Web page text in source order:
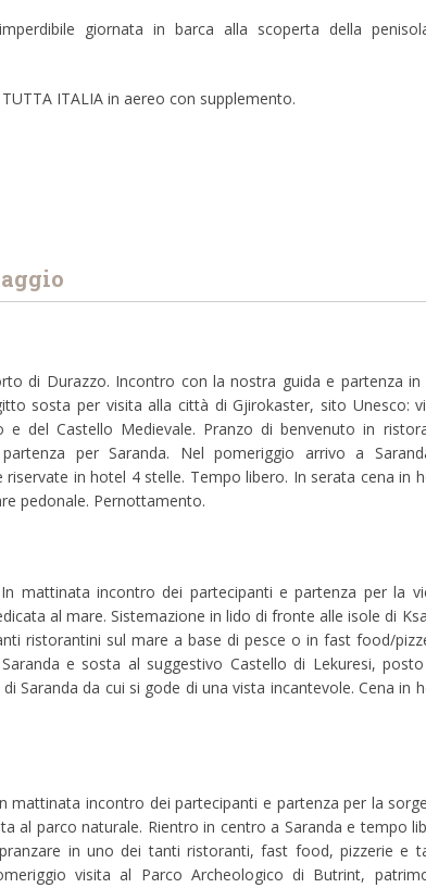
giornata in barca alla scoperta della
ITALIA in aereo con supplemento.
di Durazzo. Incontro con la nostra guida e partenza in
sosta per visita alla città di Gjirokaster, sito Unesco:
e del Castello Medievale. Pranzo di benvenuto in
per Saranda. Nel pomeriggio arrivo a
riservate in hotel 4 stelle. Tempo libero. In serata cena in
pedonale. Pernottamento.
mattinata incontro dei partecipanti e partenza per la
al mare. Sistemazione in lido di fronte alle isole di
ristorantini sul mare a base di pesce o in fast food/
e sosta al suggestivo Castello di Lekuresi,
Saranda da cui si gode di una vista incantevole. Cena in
mattinata incontro dei partecipanti e partenza per la
al parco naturale. Rientro in centro a Saranda e tempo
in uno dei tanti ristoranti, fast food, pizzerie e
visita al Parco Archeologico di Butrint,